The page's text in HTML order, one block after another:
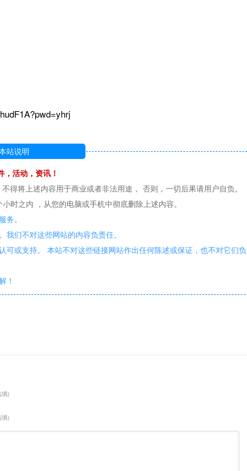
站说明
活动，资讯！
得将上述内容用于商业或者非法用途， 否则，一切后果请用户自负。
时之内 ，从您的电脑或手机中彻底删除上述内容。
。
们不对这些网站的内容负责任。
或支持。 本站不对这些链接网站作出任何陈述或保证，也不对它们负
！
填)
填)